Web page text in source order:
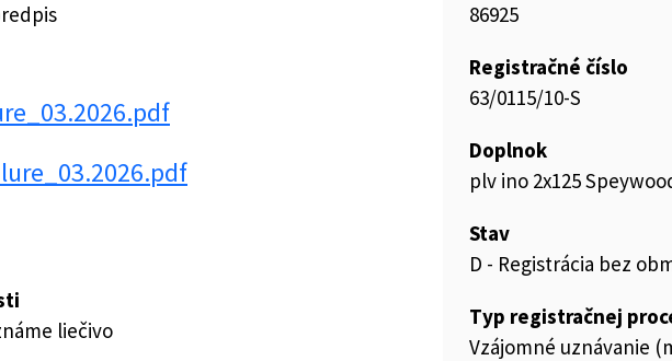
liečivo
86925
Registračné číslo
63/0115/10-S
Doplnok
plv ino 2x125
Stav
D - Registrácia bez
Typ registračnej
Vzájomné uznávanie